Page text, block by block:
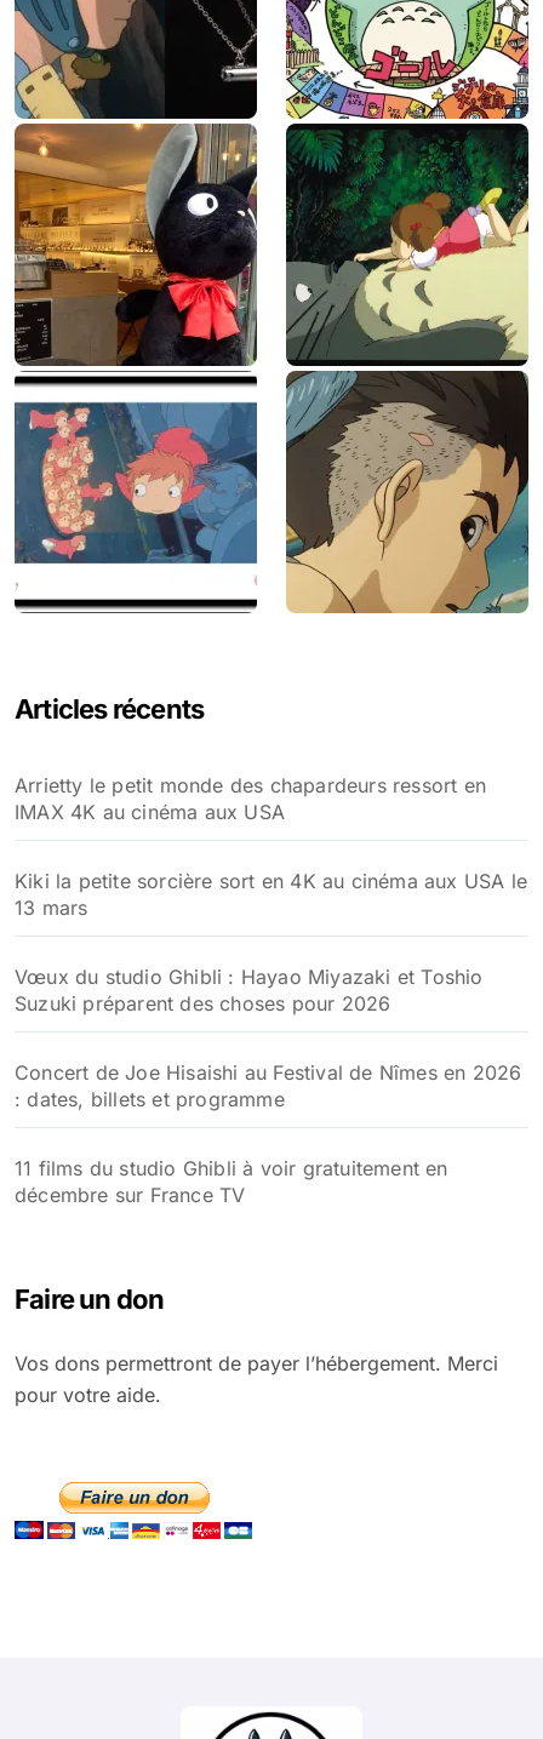
Articles récents
Arrietty le petit monde des chapardeurs ressort en
IMAX 4K au cinéma aux USA
Kiki la petite sorcière sort en 4K au cinéma aux USA le
13 mars
Vœux du studio Ghibli : Hayao Miyazaki et Toshio
Suzuki préparent des choses pour 2026
Concert de Joe Hisaishi au Festival de Nîmes en 2026
: dates, billets et programme
11 films du studio Ghibli à voir gratuitement en
décembre sur France TV
Faire un don
Vos dons permettront de payer l’hébergement. Merci
pour votre aide.